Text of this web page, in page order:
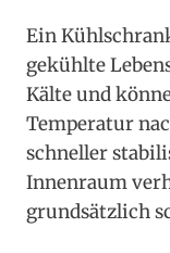
Ein
gekühlte
Kälte und
Temperatur
schneller
Innenraum
grundsätzlich